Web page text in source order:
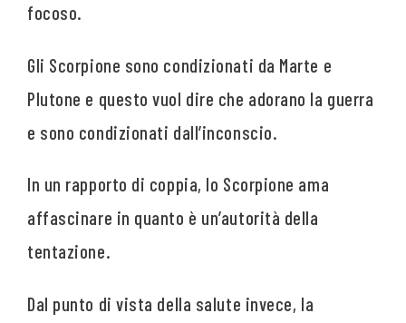
focoso.
Gli Scorpione sono condizionati da Marte e
Plutone e questo vuol dire che adorano la guerra
e sono condizionati dall’inconscio.
In un rapporto di coppia, lo Scorpione ama
affascinare in quanto è un’autorità della
tentazione.
Dal punto di vista della salute invece, la